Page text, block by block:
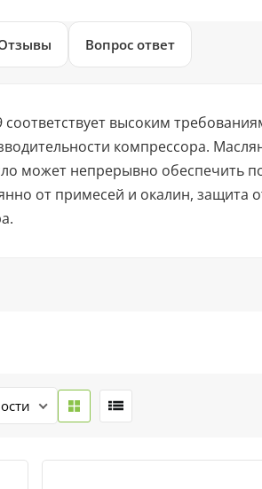
Вопрос ответ
высоким
компрессора.
может непрерывно обеспечить
от примесей и окалин, защита